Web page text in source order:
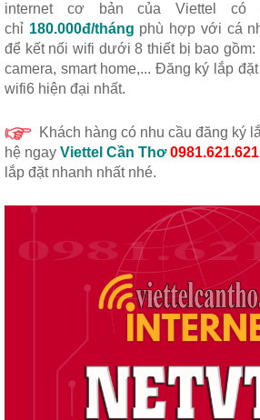
internet cơ bản của Viettel
chỉ 180.000đ/tháng phù hợp với cá
để kết nối wifi dưới 8 thiết bị bao gồm:
camera, smart home,... Đăng ký lắp
wifi6 hiện đại nhất.
Khách hàng có nhu cầu đăng ký
hệ ngay Viettel Cần Thơ 0981.621.621
lắp đặt nhanh nhất nhé.